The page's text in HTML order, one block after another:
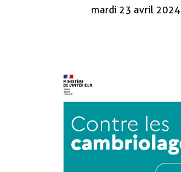
mardi 23 avril 2024